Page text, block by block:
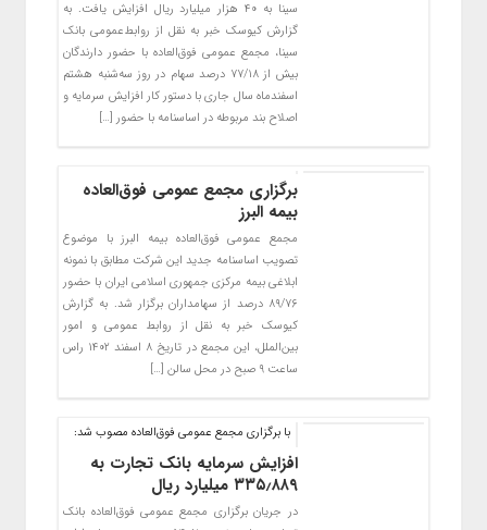
سینا به ۴۰ هزار میلیارد ریال افزایش یافت. به
گزارش کیوسک خبر به نقل از روابط‌عمومی بانک
سینا، مجمع عمومی فوق‌العاده با حضور دارندگان
بیش از ۷۷/۱۸ درصد سهام در روز سه‌شنبه هشتم
اسفندماه سال جاری با دستور کار افزایش سرمایه و
اصلاح بند مربوطه در اساسنامه با حضور […]
برگزاری مجمع عمومی فوق‌العاده
بیمه البرز
مجمع عمومی فوق‌العاده بیمه البرز با موضوع
تصویب اساسنامه جدید این شرکت مطابق با نمونه
ابلاغی بیمه مرکزی جمهوری اسلامی ایران با حضور
۸۹/۷۶ درصد از سهامداران برگزار شد. به گزارش
کیوسک خبر به نقل از روابط عمومی و امور
بین‌الملل، این مجمع در تاریخ ۸ اسفند ۱۴۰۲ راس
ساعت ۹ صبح در محل سالن […]
با برگزاری مجمع عمومی فوق‌العاده مصوب شد:
افزایش سرمایه بانک تجارت به
۳۳۵٫۸۸۹ میلیارد ریال
در جریان برگزاری مجمع عمومی فوق‌العاده بانک